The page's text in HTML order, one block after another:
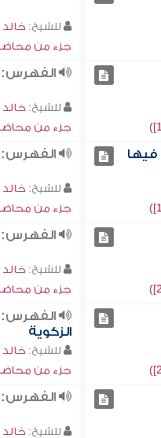
للشيخ:
جزء من
الفهرس:
للشيخ:
جزء من
فيها الفهرس:
للشيخ:
جزء من
الفهرس:
للشيخ:
جزء من
الفهرس:
الزكوية
للشيخ:
جزء من
الفهرس:
للشيخ: